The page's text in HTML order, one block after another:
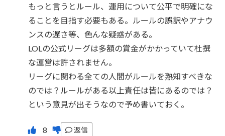
もっと言うとルール、運用について公平で明確にな
ることを目指す必要もある。ルールの誤訳やアナウ
ンスの遅さ等、色んな疑惑がある。
LOLの公式リーグは多額の賞金がかかっていて杜撰
な運営は許されません。
リーグに関わる全ての人間がルールを熟知すべきな
のでは？ルールがある以上責任は皆にあるのでは？
という意見が出そうなので予め書いておく。
返信